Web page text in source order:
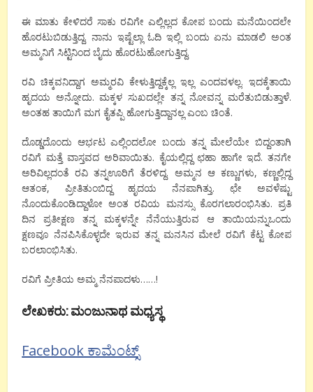
ಈ ಮಾತು ಕೇಳಿದರೆ ಸಾಕು ರವಿಗೇ ಎಲ್ಲಿಲ್ಲದ ಕೋಪ ಬಂದು ಮನೆಯಿಂದಲೇ
ಹೊರಟುಬಿಡುತ್ತಿದ್ದ. ನಾನು ಇಷ್ಟೆಲ್ಲಾ ಓದಿ ಇಲ್ಲಿ ಬಂದು ಏನು ಮಾಡಲಿ ಅಂತ
ಅಮ್ಮನಿಗೆ ಸಿಟ್ಟಿನಿಂದ ಬೈದು ಹೊರಟುಹೋಗುತ್ತಿದ್ದ.
ರವಿ ಚಿಕ್ಕವನಿದ್ದಾಗ ಅಮ್ಮರವಿ ಕೇಳುತ್ತಿದ್ದಕ್ಕೆಲ್ಲ ಇಲ್ಲ ಎಂದವಳಲ್ಲ. ಇದಕ್ಕೆತಾಯಿ
ಹೃದಯ ಅನ್ನೋದು. ಮಕ್ಕಳ ಸುಖದಲ್ಲೇ ತನ್ನ ನೋವನ್ನ ಮರೆತುಬಿಡುತ್ತಾಳೆ.
ಅಂತಹ ತಾಯಿಗೆ ಮಗ ಕೈತಪ್ಪಿ ಹೋಗುತ್ತಿದ್ದಾನಲ್ಲ ಎಂಬ ಚಿಂತೆ.
ದೊಡ್ಡದೊಂದು ಆರ್ಭಟ ಎಲ್ಲಿಂದಲೋ ಬಂದು ತನ್ನ ಮೇಲೆಯೇ ಬಿದ್ದಂತಾಗಿ
ರವಿಗೆ ಮತ್ತೆ ವಾಸ್ತವದ ಅರಿವಾಯಿತು. ಕೈಯಲ್ಲಿದ್ದ ಛಹಾ ಹಾಗೇ ಇದೆ. ತನಗೇ
ಅರಿವಿಲ್ಲದಂತೆ ರವಿ ತನ್ನಊರಿಗೆ ತೆರಳಿದ್ದ. ಅಮ್ಮನ ಆ ಕಣ್ಣುಗಳು, ಕಣ್ಣಲ್ಲಿದ್ದ
ಆತಂಕ, ಪ್ರೀತಿತುಂಬಿದ್ದ ಹೃದಯ ನೆನಪಾಗಿತ್ತು. ಛೇ ಅವಳೆಷ್ಟು
ನೊಂದುಕೊಂಡಿದ್ದಾಳೋ ಅಂತ ರವಿಯ ಮನಸ್ಸು ಕೊರಗಲಾರಂಭಿಸಿತು. ಪ್ರತಿ
ದಿನ ಪ್ರತೀಕ್ಷಣ ತನ್ನ ಮಕ್ಕಳನ್ನೇ ನೆನೆಯುತ್ತಿರುವ ಆ ತಾಯಿಯನ್ನುಒಂದು
ಕ್ಷಣವೂ ನೆನಪಿಸಿಕೊಳ್ಳದೇ ಇರುವ ತನ್ನ ಮನಸಿನ ಮೇಲೆ ರವಿಗೆ ಕೆಟ್ಟ ಕೋಪ
ಬರಲಾಂಭಿಸಿತು.
ರವಿಗೆ ಪ್ರೀತಿಯ ಅಮ್ಮ ನೆನಪಾದಳು……!
ಲೇಖಕರು: ಮಂಜುನಾಥ ಮಧ್ಯಸ್ಥ
Facebook ಕಾಮೆಂಟ್ಸ್